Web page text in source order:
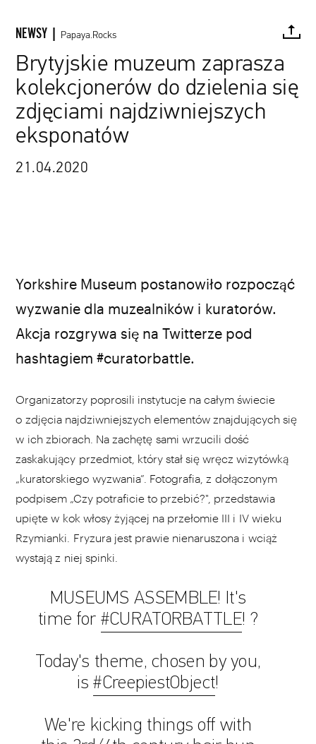
NEWSY | Papaya.Rocks
Brytyjskie muzeum zaprasza
kolekcjonerów do dzielenia się
zdjęciami najdziwniejszych
eksponatów
21.04.2020
FACEBOOK TWITTER PINTEREST
Yorkshire Museum postanowiło rozpocząć
wyzwanie dla muzealników i kuratorów.
Akcja rozgrywa się na Twitterze pod
hashtagiem #curatorbattle.
Organizatorzy poprosili instytucje na całym świecie
o zdjęcia najdziwniejszych elementów znajdujących się
w ich zbiorach. Na zachętę sami wrzucili dość
zaskakujący przedmiot, który stał się wręcz wizytówką
„kuratorskiego wyzwania”. Fotografia, z dołączonym
podpisem „Czy potraficie to przebić?", przedstawia
upięte w kok włosy żyjącej na przełomie III i IV wieku
Rzymianki. Fryzura jest prawie nienaruszona i wciąż
wystają z niej spinki.
MUSEUMS ASSEMBLE! It's
time for #CURATORBATTLE! ?
Today's theme, chosen by you,
is#CreepiestObject!
We're kicking things off with